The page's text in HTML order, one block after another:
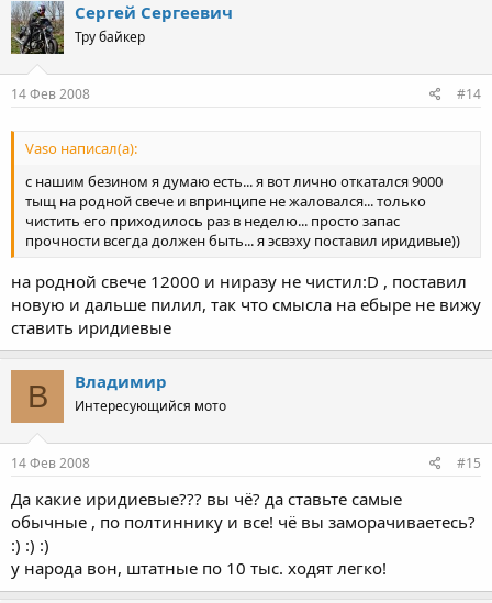
Сергей Сергеевич
Тру байкер
14 Фев 2008 #14
Vaso написал(а):
с нашим безином я думаю есть... я вот лично откатался 9000
тыщ на родной свече и впринципе не жаловался... только
чистить его приходилось раз в неделю... просто запас
прочности всегда должен быть... я эсвэху поставил иридивые))
на родной свече 12000 и ниразу не чистил:D , поставил
новую и дальше пилил, так что смысла на ебыре не вижу
ставить иридиевые
В Владимир
Интересующийся мото
14 Фев 2008 #15
Да какие иридиевые??? вы чё? да ставьте самые
обычные , по полтиннику и все! чё вы заморачиваетесь?
:) :) :)
у народа вон, штатные по 10 тыс. ходят легко!